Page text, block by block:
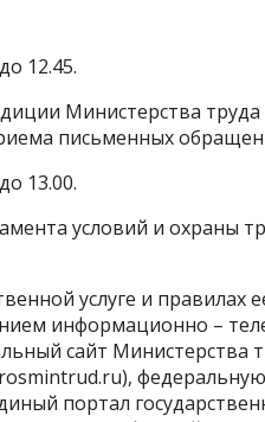
12.45.
Министерства
письменных
13.00.
условий и охраны
услуге и правилах
информационно –
сайт Министерства
портал